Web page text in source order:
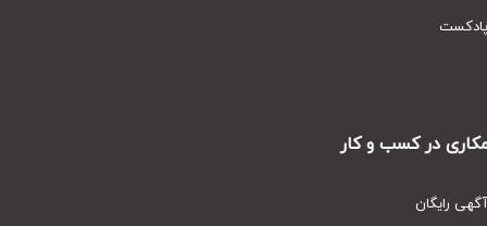
در کسب و کار
رایگان